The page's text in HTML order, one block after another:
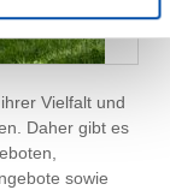
Vielfalt und
Daher gibt es
sowie